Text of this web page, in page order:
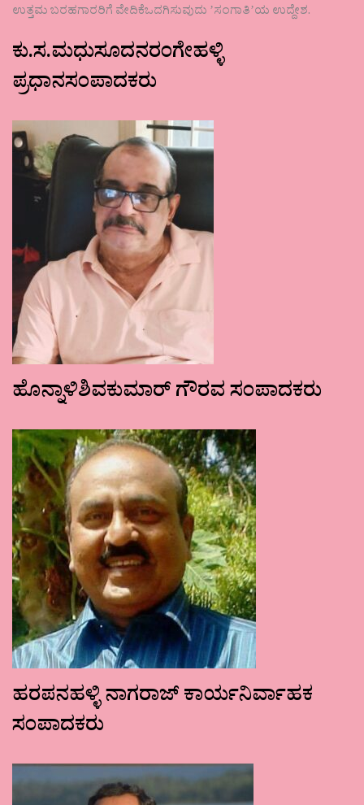
ಉತ್ತಮ ಬರಹಗಾರರಿಗೆ ವೇದಿಕೆಒದಗಿಸುವುದು ʼಸಂಗಾತಿʼಯ ಉದ್ದೇಶ.
ಕು.ಸ.ಮಧುಸೂದನರಂಗೇಹಳ್ಳಿ
ಪ್ರಧಾನಸಂಪಾದಕರು
ಹೊನ್ನಾಳಿಶಿವಕುಮಾರ್ ಗೌರವ ಸಂಪಾದಕರು
ಹರಪನಹಳ್ಳಿ ನಾಗರಾಜ್ ಕಾರ್ಯನಿರ್ವಾಹಕ
ಸಂಪಾದಕರು